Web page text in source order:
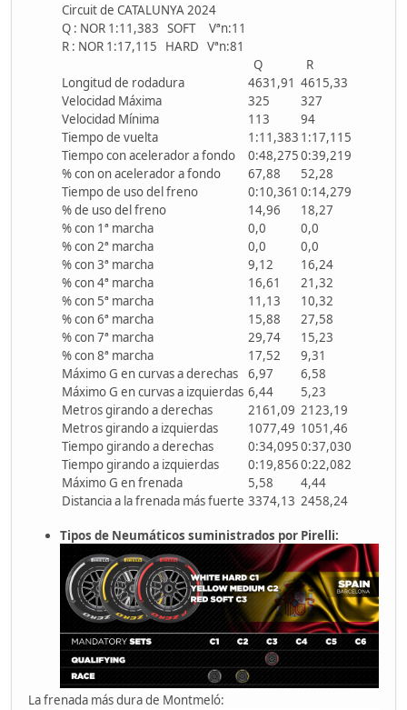
Circuit de CATALUNYA 2024
Q : NOR 1:11,383 SOFT Vªn:11
R : NOR 1:17,115 HARD Vªn:81
Q
R
Longitud de rodadura
4631,91 4615,33
Velocidad Máxima
325
327
Velocidad Mínima
113
94
Tiempo de vuelta
1:11,383 1:17,115
Tiempo con acelerador a fondo
0:48,2750:39,219
% con on acelerador a fondo
67,88
52,28
Tiempo de uso del freno
0:10,361 0:14,279
% de uso del freno
14,96
18,27
% con 1ª marcha
0,0
0,0
% con 2ª marcha
0,0
0,0
% con 3ª marcha
9,12
16,24
% con 4ª marcha
16,61
21,32
% con 5ª marcha
11,13
10,32
% con 6ª marcha
15,88
27,58
% con 7ª marcha
29,74
15,23
% con 8ª marcha
17,52
9,31
Máximo G en curvas a derechas
6,97
6,58
Máximo G en curvas a izquierdas 6,44
5,23
Metros girando a derechas
2161,09 2123,19
Metros girando a izquierdas
1077,49 1051,46
Tiempo girando a derechas
0:34,0950:37,030
Tiempo girando a izquierdas
0:19,8560:22,082
Máximo G en frenada
5,58
4,44
Distancia a la frenada más fuerte 3374,13 2458,24
Tipos de Neumáticos suministrados por Pirelli:
La frenada más dura de Montmeló: